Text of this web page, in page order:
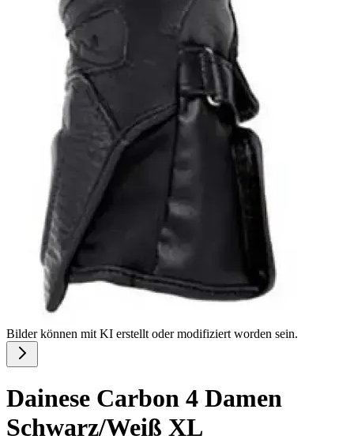
Bilder können mit KI erstellt oder modifiziert worden sein.
Dainese Carbon 4 Damen
Schwarz/Weiß XL